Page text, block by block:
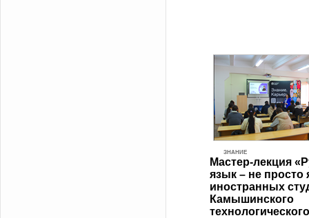
ЗНАНИЕ
Мастер-лекция
язык – не просто
иностранных
Камышинского